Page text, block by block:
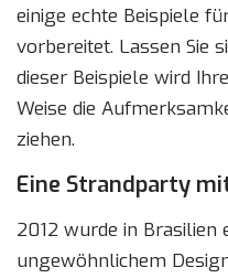
einige echte Beispiele
vorbereitet. Lassen Sie
dieser Beispiele wird
Weise die
ziehen.
Eine Strandparty
2012 wurde in Brasilien
ungewöhnlichem